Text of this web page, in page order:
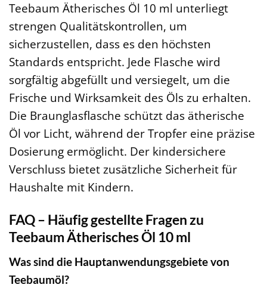
Teebaum Ätherisches Öl 10 ml unterliegt
strengen Qualitätskontrollen, um
sicherzustellen, dass es den höchsten
Standards entspricht. Jede Flasche wird
sorgfältig abgefüllt und versiegelt, um die
Frische und Wirksamkeit des Öls zu erhalten.
Die Braunglasflasche schützt das ätherische
Öl vor Licht, während der Tropfer eine präzise
Dosierung ermöglicht. Der kindersichere
Verschluss bietet zusätzliche Sicherheit für
Haushalte mit Kindern.
FAQ – Häufig gestellte Fragen zu
Teebaum Ätherisches Öl 10 ml
Was sind die Hauptanwendungsgebiete von
Teebaumöl?